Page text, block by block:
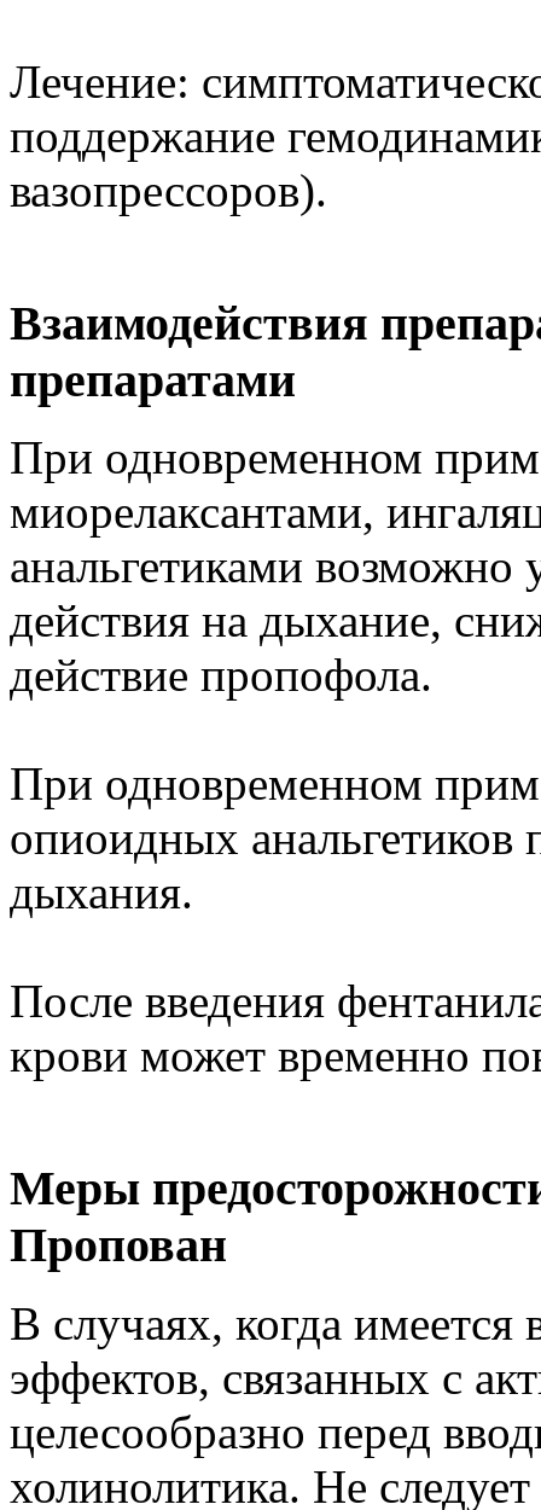
Лечение:
поддержание
вазопрессоров).
Взаимодействия
препаратами
При одновременном
миорелаксантами,
анальгетиками возможно
действия на дыхание,
действие пропофола.
При одновременном
опиоидных анальгетиков
дыхания.
После введения
крови может временно
Меры
Пропован
В случаях, когда имеется
эффектов, связанных с
целесообразно перед
холинолитика. Не